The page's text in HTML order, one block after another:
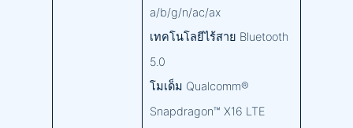
a/b/g/n/ac/ax
เทคโนโลยีไร้สาย Bluetooth
5.0
โมเด็ม Qualcomm®
Snapdragon™ X16 LTE